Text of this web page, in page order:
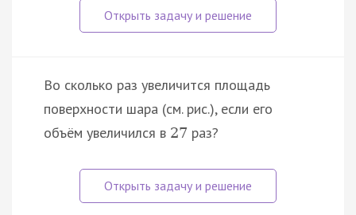
Во сколько раз увеличится площадь
поверхности шара (см. рис.), если его
объём увеличился в 27 раз?